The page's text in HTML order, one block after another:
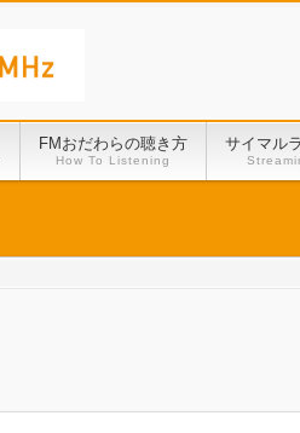
FMおだわらの聴き方
How To Listening
サイマル